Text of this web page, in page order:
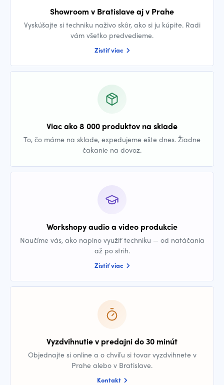
Showroom v Bratislave aj v Prahe
Vyskúšajte si techniku naživo skôr, ako si ju kúpite. Radi
vám všetko predvedieme.
Zistiť viac
Viac ako 8 000 produktov na sklade
To, čo máme na sklade, expedujeme ešte dnes. Žiadne
čakanie na dovoz.
Workshopy audio a video produkcie
Naučíme vás, ako naplno využiť techniku — od natáčania
až po strih.
Zistiť viac
Vyzdvihnutie v predajni do 30 minút
Objednajte si online a o chvíľu si tovar vyzdvihnete v
Prahe alebo v Bratislave.
Kontakt